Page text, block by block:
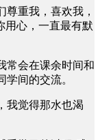
重我，喜欢我，
用心，一直最有默
常会在课余时间和
间的交流。
我觉得那水也渴